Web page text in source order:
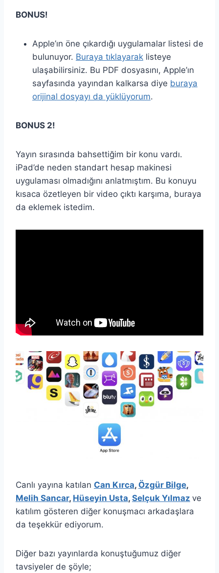
BONUS!
Apple’ın öne çıkardığı uygulamalar listesi de
bulunuyor. Buraya tıklayarak listeye
ulaşabilirsiniz. Bu PDF dosyasını, Apple’ın
sayfasında yayından kalkarsa diye buraya
orijinal dosyayı da yüklüyorum.
BONUS 2!
Yayın sırasında bahsettiğim bir konu vardı.
iPad’de neden standart hesap makinesi
uygulaması olmadığını anlatmıştım. Bu konuyu
kısaca özetleyen bir video çıktı karşıma, buraya
da eklemek istedim.
Canlı yayına katılan Can Kırca, Özgür Bilge,
Melih Sancar, Hüseyin Usta, Selçuk Yılmaz ve
katılım gösteren diğer konuşmacı arkadaşlara
da teşekkür ediyorum.
Diğer bazı yayınlarda konuştuğumuz diğer
tavsiyeler de şöyle;